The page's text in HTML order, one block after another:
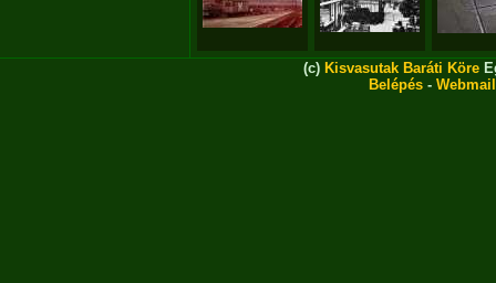
(c) Kisvasutak Baráti Köre
Belépés - Webmail